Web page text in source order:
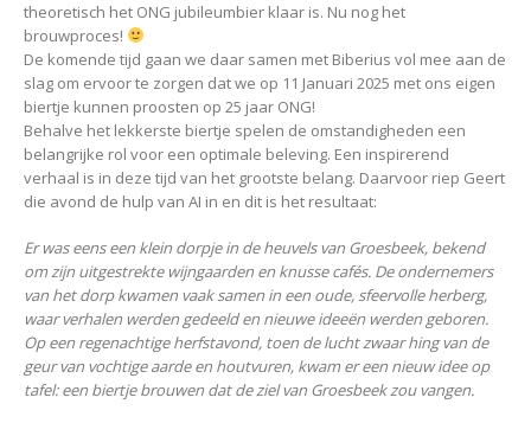
theoretisch het ONG jubileumbier klaar is. Nu nog het
brouwproces!
De komende tijd gaan we daar samen met Biberius vol mee aan de
slag om ervoor te zorgen dat we op 11 Januari 2025 met ons eigen
biertje kunnen proosten op 25 jaar ONG!
Behalve het lekkerste biertje spelen de omstandigheden een
belangrijke rol voor een optimale beleving. Een inspirerend
verhaal is in deze tijd van het grootste belang. Daarvoor riep Geert
die avond de hulp van AI in en dit is het resultaat:
Er was eens een klein dorpje in de heuvels van Groesbeek, bekend
om zijn uitgestrekte wijngaarden en knusse cafés. De ondernemers
van het dorp kwamen vaak samen in een oude, sfeervolle herberg,
waar verhalen werden gedeeld en nieuwe ideeën werden geboren.
Op een regenachtige herfstavond, toen de lucht zwaar hing van de
geur van vochtige aarde en houtvuren, kwam er een nieuw idee op
tafel: een biertje brouwen dat de ziel van Groesbeek zou vangen.